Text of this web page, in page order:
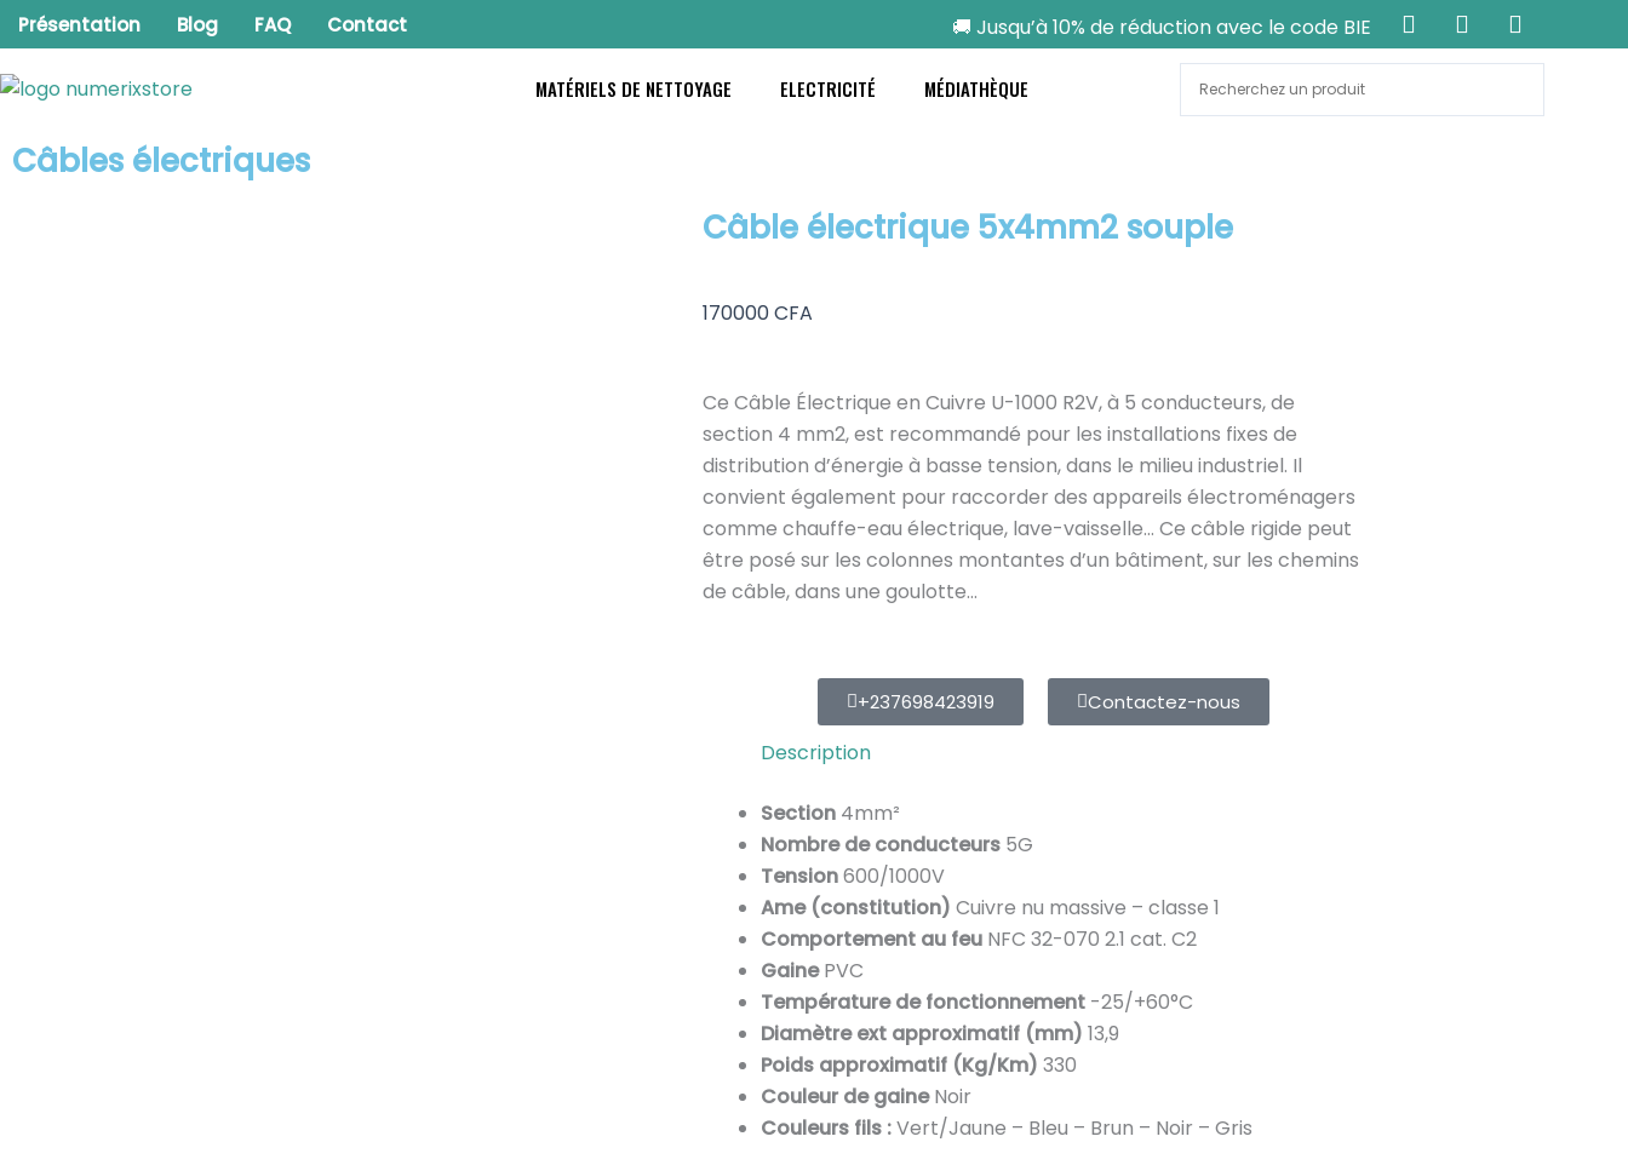
Aller
au
contenu
Présentation Blog FAQ Contact 🚚 Jusqu’à 10% de réduction avec le code BIENVENUE2024 pour votre
F
a
c
b
T
w
i
t
Y
o
u
u
MATÉRIELS DE NETTOYAGE ELECTRICITÉ MÉDIATHÈQUE
Câbles électriques
Câble électrique 5x4mm2 souple
170000CFA
Ce Câble Électrique en Cuivre U-1000 R2V, à 5 conducteurs, de
section 4 mm2, est recommandé pour les installations fixes de
distribution d’énergie à basse tension, dans le milieu industriel. Il
convient également pour raccorder des appareils électroménagers
comme chauffe-eau électrique, lave-vaisselle… Ce câble rigide peut
être posé sur les colonnes montantes d’un bâtiment, sur les chemins
de câble, dans une goulotte…
+237698423919 Contactez-nous
Description
Section 4mm²
Nombre de conducteurs 5G
Tension600/1000V
Ame (constitution) Cuivre nu massive – classe 1
Comportement au feu NFC 32-070 2.1 cat. C2
GainePVC
Température de fonctionnement -25/+60°C
Diamètre ext approximatif (mm) 13,9
Poids approximatif (Kg/Km) 330
Couleur de gaineNoir
Couleurs fils :Vert/Jaune – Bleu – Brun – Noir – Gris